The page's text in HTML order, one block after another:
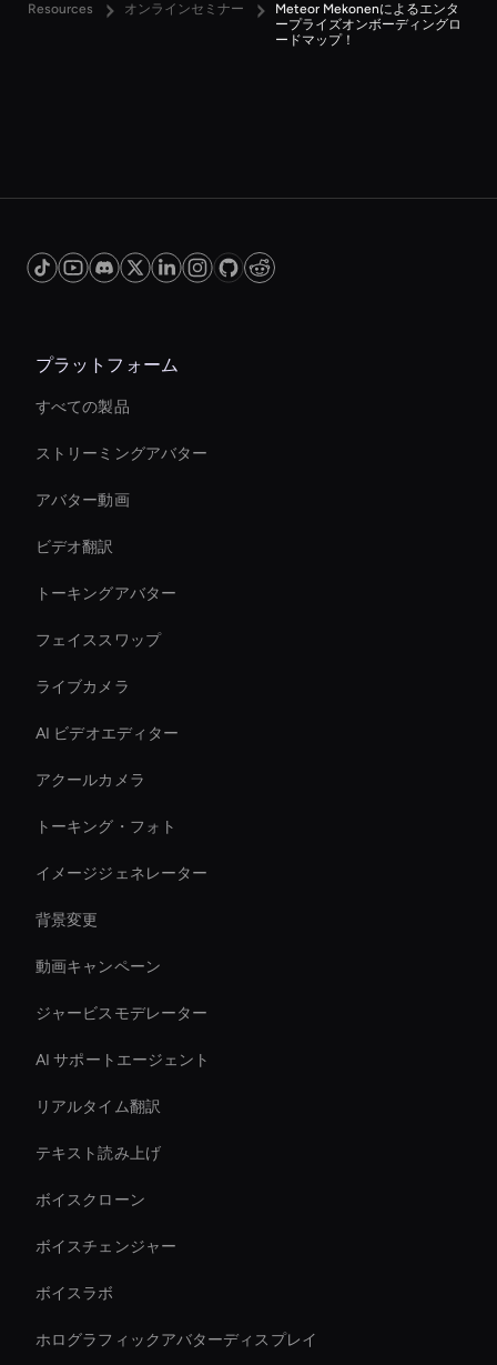
Resources オンラインセミナー
Meteor Mekonenによるエンタ
ープライズオンボーディングロ
ードマップ！
プラットフォーム
すべての製品
ストリーミングアバター
アバター動画
ビデオ翻訳
トーキングアバター
フェイススワップ
ライブカメラ
AI ビデオエディター
アクールカメラ
トーキング・フォト
イメージジェネレーター
背景変更
動画キャンペーン
ジャービスモデレーター
AI サポートエージェント
リアルタイム翻訳
テキスト読み上げ
ボイスクローン
ボイスチェンジャー
ボイスラボ
ホログラフィックアバターディスプレイ